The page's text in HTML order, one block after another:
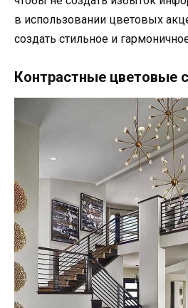
в использовании цветовых
создать стильное и
Контрастные цветовые